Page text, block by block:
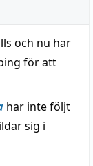
och nu har
för att
har inte följt
sig i